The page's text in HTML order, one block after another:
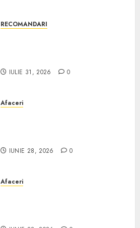
RECOMANDARI
IULIE 31, 2026 0
Afaceri
IUNIE 28, 2026 0
Afaceri